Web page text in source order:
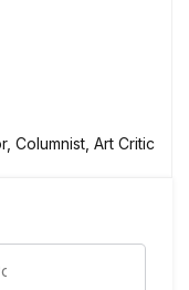
Columnist, Art Critic